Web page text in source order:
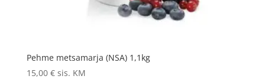
Pehme metsamarja (NSA) 1,1kg
15,00 € sis. KM